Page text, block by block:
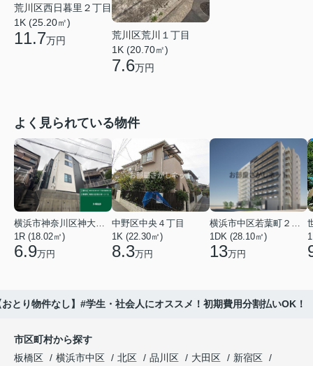
荒川区西日暮里２丁目
1K (25.20㎡)
11.7万円
荒川区荒川１丁目
1K (20.70㎡)
7.6万円
よく見られている物件
横浜市神奈川区神大寺１丁目
1R (18.02㎡)
6.9万円
中野区中央４丁目
1K (22.30㎡)
8.3万円
横浜市中区若葉町２丁目
1DK (28.10㎡)
13万円
とり物件なし】#学生・社会人にオススメ！初期費用分割払いOK！
市区町村から探す
板橋区
横浜市中区 北区 品川区 大田区
新宿区